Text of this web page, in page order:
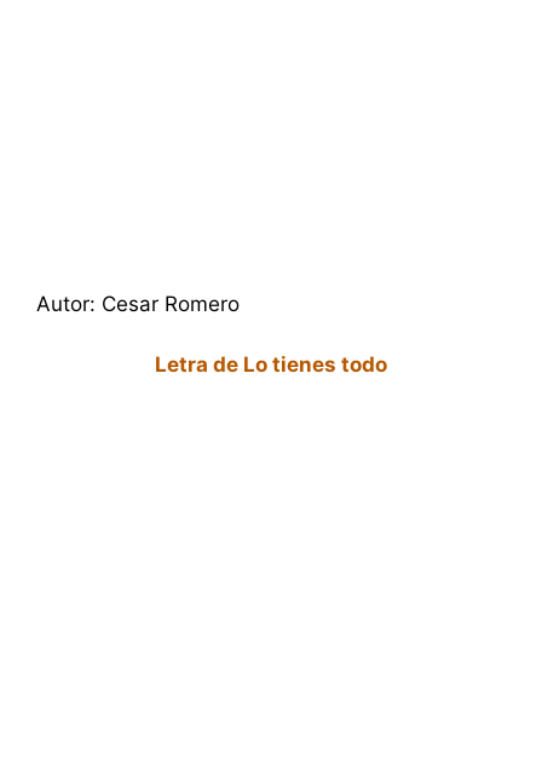
Autor: Cesar Romero
Letra de Lo tienes todo